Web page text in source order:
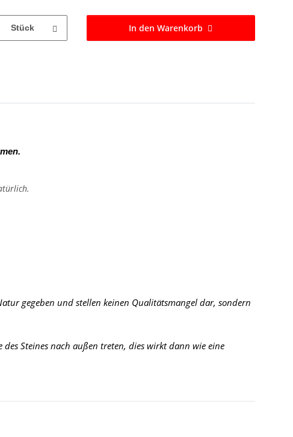
Stück In den Warenkorb
gegeben und stellen keinen Qualitätsmangel dar, sondern
Steines nach außen treten, dies wirkt dann wie eine